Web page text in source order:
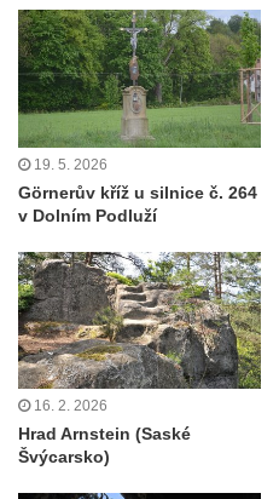
19. 5. 2026
Görnerův kříž u silnice č. 264
v Dolním Podluží
16. 2. 2026
Hrad Arnstein (Saské
Švýcarsko)